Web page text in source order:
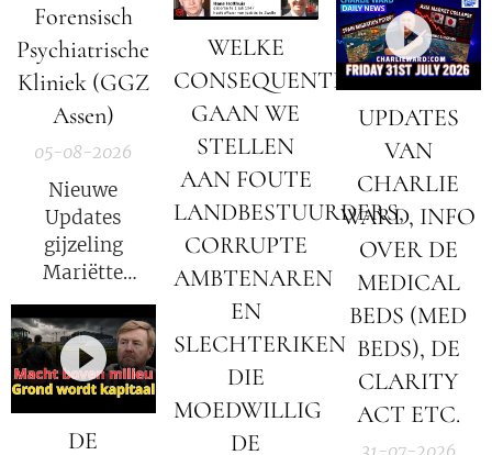
Forensisch
Psychiatrische
Kliniek (GGZ
Assen)
05-08-2026
Nieuwe
Updates
gijzeling
Mariëtte
Groothoff.
DE
WELKE
CONSEQUENTIES
GAAN WE
STELLEN
AAN FOUTE
LANDBESTUURDERS,
CORRUPTE
AMBTENAREN
EN
SLECHTERIKEN
DIE
MOEDWILLIG
DE
UPDATES
VAN
CHARLIE
WARD, INFO
OVER DE
MEDICAL
BEDS (MED
BEDS), DE
CLARITY
ACT ETC.